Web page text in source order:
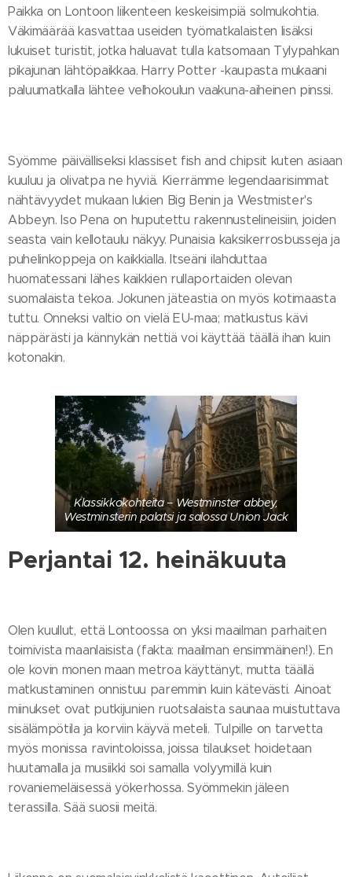
Paikka on Lontoon liikenteen keskeisimpiä solmukohtia.
Väkimäärää kasvattaa useiden työmatkalaisten lisäksi
lukuiset turistit, jotka haluavat tulla katsomaan Tylypahkan
pikajunan lähtöpaikkaa. Harry Potter -kaupasta mukaani
paluumatkalla lähtee velhokoulun vaakuna-aiheinen pinssi.
Syömme päivälliseksi klassiset fish and chipsit kuten asiaan
kuuluu ja olivatpa ne hyviä. Kierrämme legendaarisimmat
nähtävyydet mukaan lukien Big Benin ja Westmister's
Abbeyn. Iso Pena on huputettu rakennustelineisiin, joiden
seasta vain kellotaulu näkyy. Punaisia kaksikerrosbusseja ja
puhelinkoppeja on kaikkialla. Itseäni ilahduttaa
huomatessani lähes kaikkien rullaportaiden olevan
suomalaista tekoa. Jokunen jäteastia on myös kotimaasta
tuttu. Onneksi valtio on vielä EU-maa; matkustus kävi
näppärästi ja kännykän nettiä voi käyttää täällä ihan kuin
kotonakin.
Klassikkokohteita – Westminster abbey,
Westminsterin palatsi ja salossa Union Jack
Perjantai 12. heinäkuuta
Olen kuullut, että Lontoossa on yksi maailman parhaiten
toimivista maanlaisista (fakta: maailman ensimmäinen!). En
ole kovin monen maan metroa käyttänyt, mutta täällä
matkustaminen onnistuu paremmin kuin kätevästi. Ainoat
miinukset ovat putkijunien ruotsalaista saunaa muistuttava
sisälämpötila ja korviin käyvä meteli. Tulpille on tarvetta
myös monissa ravintoloissa, joissa tilaukset hoidetaan
huutamalla ja musiikki soi samalla volyymillä kuin
rovaniemeläisessä yökerhossa. Syömmekin jäleen
terassilla. Sää suosii meitä.